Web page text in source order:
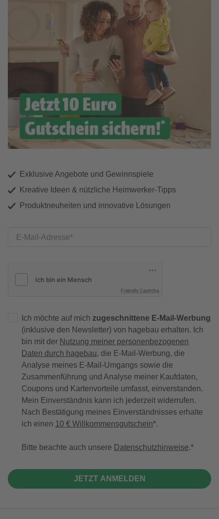
Exklusive Angebote und Gewinnspiele
Kreative Ideen & nützliche Heimwerker-Tipps
Produktneuheiten und innovative Lösungen
E-Mail-Adresse
Friendly Captcha
Ich möchte auf mich zugeschnittene E-Mail-Werbung
(inklusive den Newsletter) von hagebau erhalten. Ich
bin mit der Nutzung meiner personenbezogenen
Daten durch hagebau, die E-Mail-Werbung, die
Analyse meines E-Mail-Umgangs sowie die
Zusammenführung und Analyse meiner Kaufdaten,
Coupons und Kartenvorteile umfasst, einverstanden.
Mein Einverständnis kann ich jederzeit widerrufen.
Nach Bestätigung meines Einverständnisses erhalte
ich einen 10 € Willkommensgutschein*.
Bitte beachte auch unsere Datenschutzhinweise.
JETZT ANMELDEN